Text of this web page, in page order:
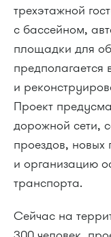
трехэтажной
с бассейном,
площадки для
предполагается
и
Проект
дорожной сети,
проездов, новых
и организацию
транспорта.
Сейчас на